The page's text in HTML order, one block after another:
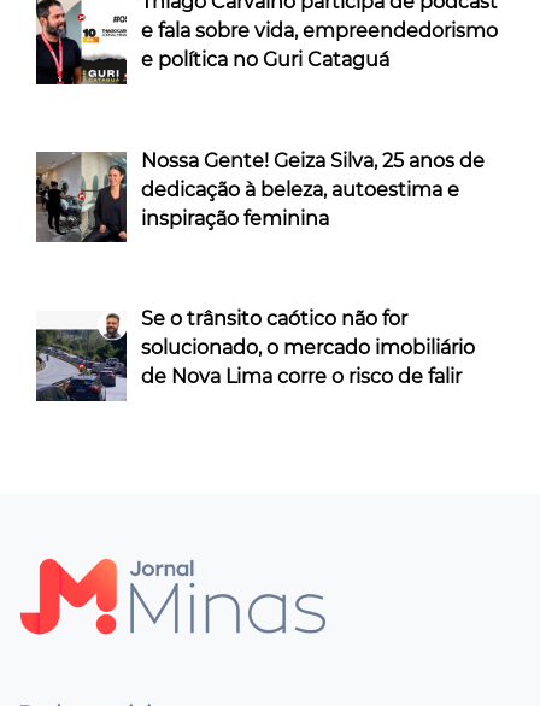
e fala sobre vida, empreendedorismo
e política no Guri Cataguá
Nossa Gente! Geiza Silva, 25 anos de
dedicação à beleza, autoestima e
inspiração feminina
Se o trânsito caótico não for
solucionado, o mercado imobiliário
de Nova Lima corre o risco de falir